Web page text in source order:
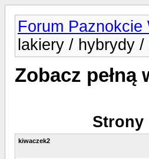
Forum Paznokcie
lakiery / hybrydy
Zobacz pełną
Strony
kiwaczek2